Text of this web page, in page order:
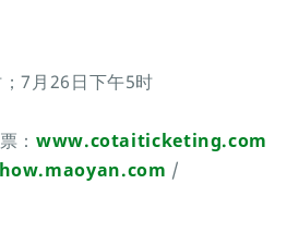
7月26日下午5时
： www.cotaiticketing.com
/